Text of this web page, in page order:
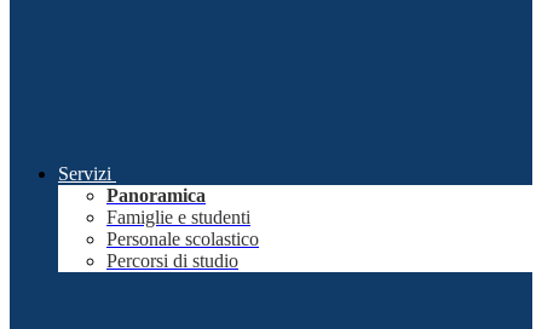
Servizi
Panoramica
Famiglie e studenti
Personale scolastico
Percorsi di studio